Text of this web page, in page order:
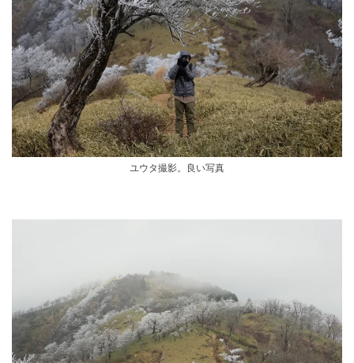
ユウタ撮影。良い写真